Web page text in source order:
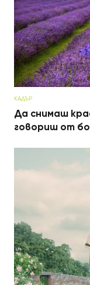
КАДЪР
Да снимаш
говориш от